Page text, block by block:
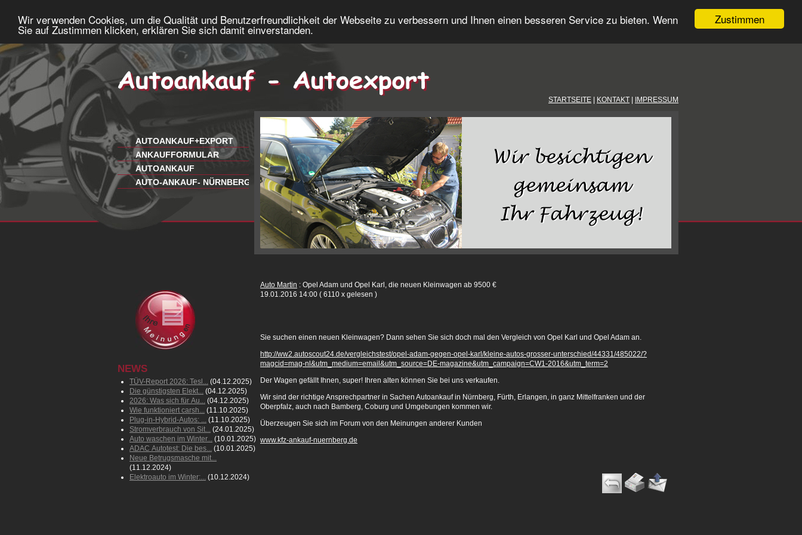
Zustimmen
Wir verwenden Cookies, um die Qualität und Benutzerfreundlichkeit der Webseite zu verbessern und Ihnen einen besseren Service zu bieten. Wenn
Sie auf Zustimmen klicken, erklären Sie sich damit einverstanden.
STARTSEITE KONTAKT IMPRESSUM
AUTOANKAUF+EXPORT
ANKAUFFORMULAR
AUTOANKAUF
AUTO-ANKAUF- NÜRNBERG
NEWS
TÜV-Report 2026: Tesl... (04.12.2025)
Die günstigsten Elekt... (04.12.2025)
2026: Was sich für Au... (04.12.2025)
Wie funktioniert carsh... (11.10.2025)
Plug-in-Hybrid-Autos: ... (11.10.2025)
Stromverbrauch von Sit... (24.01.2025)
Auto waschen im Winter... (10.01.2025)
ADAC Autotest: Die bes... (10.01.2025)
Neue Betrugsmasche mit...
(11.12.2024)
Elektroauto im Winter:... (10.12.2024)
Auto Martin : Opel Adam und Opel Karl, die neuen Kleinwagen ab 9500 €
19.01.2016 14:00 ( 6110 x gelesen )
Sie suchen einen neuen Kleinwagen? Dann sehen Sie sich doch mal den Vergleich von Opel Karl und Opel Adam an.
http://ww2.autoscout24.de/vergleichstest/opel-adam-gegen-opel-karl/kleine-autos-grosser-unterschied/44331/485022/?
magcid=mag-nl&utm_medium=email&utm_source=DE-magazine&utm_campaign=CW1-2016&utm_term=2
Der Wagen gefällt Ihnen, super! Ihren alten können Sie bei uns verkaufen.
Wir sind der richtige Ansprechpartner in Sachen Autoankauf in Nürnberg, Fürth, Erlangen, in ganz Mittelfranken und der
Oberpfalz, auch nach Bamberg, Coburg und Umgebungen kommen wir.
Überzeugen Sie sich im Forum von den Meinungen anderer Kunden
www.kfz-ankauf-nuernberg.de